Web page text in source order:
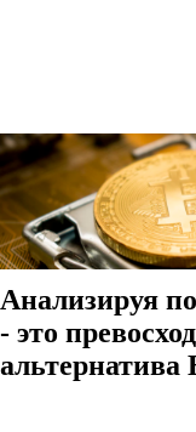
Анализируя
- это
альтернатива